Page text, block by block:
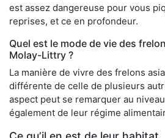
est assez dangereuse pour vous
reprises, et ce en profondeur.
Quel est le mode de vie des
Molay-Littry ?
La manière de vivre des frelons
différente de celle de plusieurs
aspect peut se remarquer au
également de leur régime